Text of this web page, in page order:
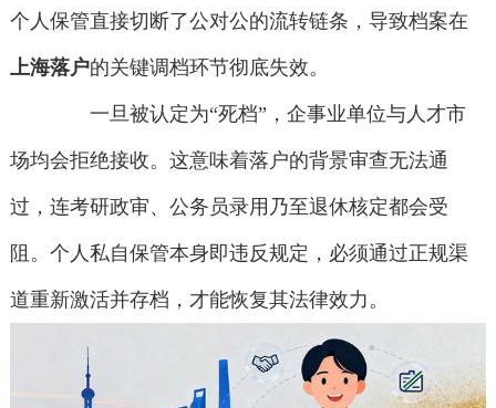
个人保管直接切断了公对公的流转链条，导致档案在
上海落户的关键调档环节彻底失效。
一旦被认定为“死档”，企事业单位与人才市
场均会拒绝接收。这意味着落户的背景审查无法通
过，连考研政审、公务员录用乃至退休核定都会受
阻。个人私自保管本身即违反规定，必须通过正规渠
道重新激活并存档，才能恢复其法律效力。